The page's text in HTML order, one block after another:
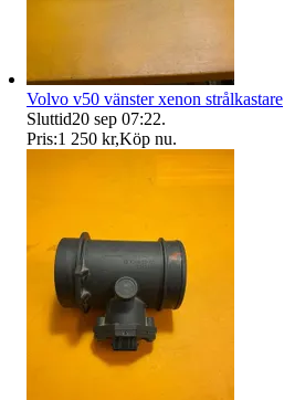
Volvo v50 vänster xenon strålkastare
Sluttid20 sep 07:22.
Pris:1 250 kr,Köp nu.